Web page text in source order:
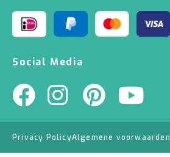
Social Media
Privacy PolicyAlgemene voorwaarden